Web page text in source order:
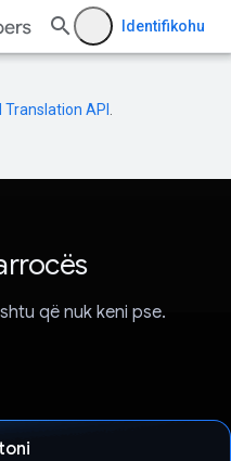
Identifikohu
Translation API
që nuk keni pse.